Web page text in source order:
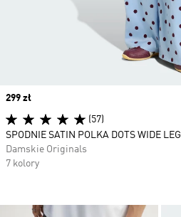
Price
299 zł
(57)
SPODNIE SATIN POLKA DOTS WIDE LEG
Damskie Originals
7 kolory